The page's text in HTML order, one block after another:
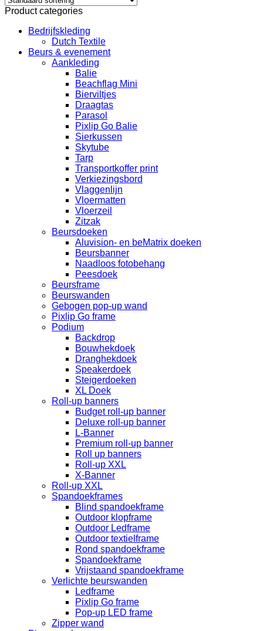
Product categories
Bedrijfskleding
Dutch Textile
Beurs & evenement
Aankleding
Balie
Beachflag Mini
Bierviltjes
Draagtas
Parasol
Pixlip Go Balie
Sierkussen
Skytube
Tarp
Transportkoffer print
Verkiezingsbord
Vlaggenlijn
Vloermatten
Vloerzeil
Zitzak
Beursdoeken
Aluvision- en beMatrix doeken
Beursbanner
Naadloos fotobehang
Peesdoek
Beursframe
Beurswanden
Gebogen pop-up wand
Pixlip Go frame
Podium
Backdrop
Bouwhekdoek
Dranghekdoek
Speakerdoek
Steigerdoeken
XL Doek
Roll-up banners
Budget roll-up banner
Deluxe roll-up banner
L-Banner
Premium roll-up banner
Roll up banners
Roll-up XXL
X-Banner
Roll-up XXL
Spandoekframes
Blind spandoekframe
Outdoor klopframe
Outdoor Ledframe
Outdoor textielframe
Rond spandoekframe
Spandoekframe
Vrijstaand spandoekframe
Verlichte beurswanden
Ledframe
Pixlip Go frame
Pop-up LED frame
Zipper wand